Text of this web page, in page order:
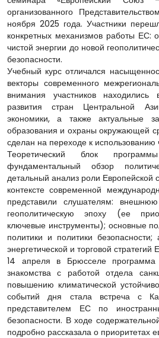
организованного
ноября 2025 года. Участники
конкретных механизмов работы ЕС:
чистой энергии до новой
безопасности.
Учебный курс отличался
векторы современного
внимания участников находились
развития стран Центральной
экономики, а также актуальные
образования и охраны окружающей
сделан на переходе к использованию
Теоретический блок
фундаментальный обзор
детальный анализ роли Европейской
контексте современной
представили слушателям:
геополитическую эпоху (ее
ключевые инструменты); основные
политики и политики безопасности;
энергетической и торговой стратегий
14 апреля в Брюсселе программа
знакомства с работой отдела
повышению климатической
событий дня стала встреча с
представителем ЕС по
безопасности. В ходе
подробно рассказала о приоритетах